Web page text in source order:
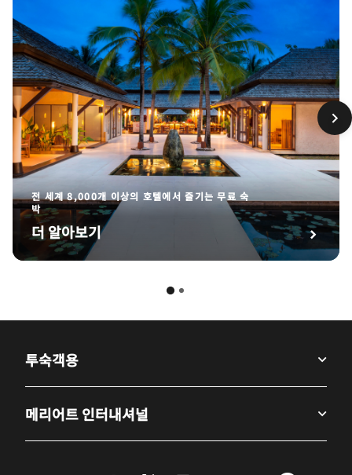
전 세계 8,000개 이상의 호텔에서 즐기는 무료 숙
박
더 알아보기
투숙객용
메리어트 인터내셔널